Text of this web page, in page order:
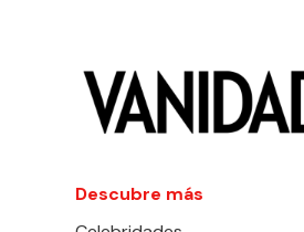
Descubre más